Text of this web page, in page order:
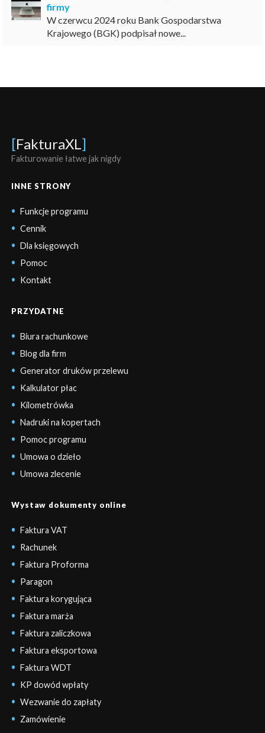
firmy
W czerwcu 2024 roku Bank Gospodarstwa
Krajowego (BGK) podpisał nowe...
[FakturaXL ]
Fakturowanie łatwe jak nigdy
INNE STRONY
Funkcje programu
Cennik
Dla księgowych
Pomoc
Kontakt
PRZYDATNE
Biura rachunkowe
Blog dla firm
Generator druków przelewu
Kalkulator płac
Kilometrówka
Nadruki na kopertach
Pomoc programu
Umowa o dzieło
Umowa zlecenie
Wystaw dokumenty online
Faktura VAT
Rachunek
Faktura Proforma
Paragon
Faktura korygująca
Faktura marża
Faktura zaliczkowa
Faktura eksportowa
Faktura WDT
KP dowód wpłaty
Wezwanie do zapłaty
Zamówienie